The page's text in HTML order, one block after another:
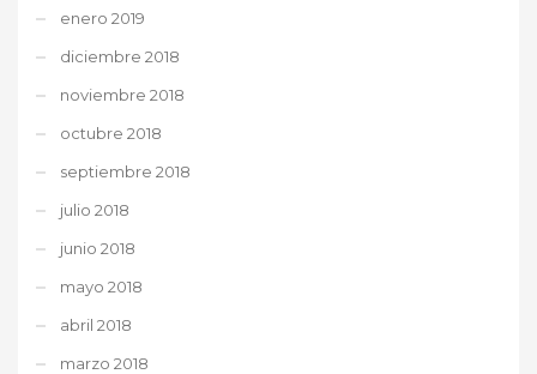
enero 2019
diciembre 2018
noviembre 2018
octubre 2018
septiembre 2018
julio 2018
junio 2018
mayo 2018
abril 2018
marzo 2018